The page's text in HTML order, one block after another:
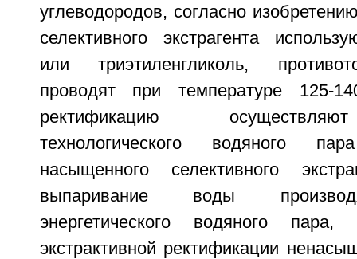
углеводородов, согласно
селективного экстрагента
или триэтиленгликоль,
проводят при температуре 125-
ректификацию
технологического водяного
насыщенного селективного
выпаривание воды
энергетического водяного
экстрактивной ректификации